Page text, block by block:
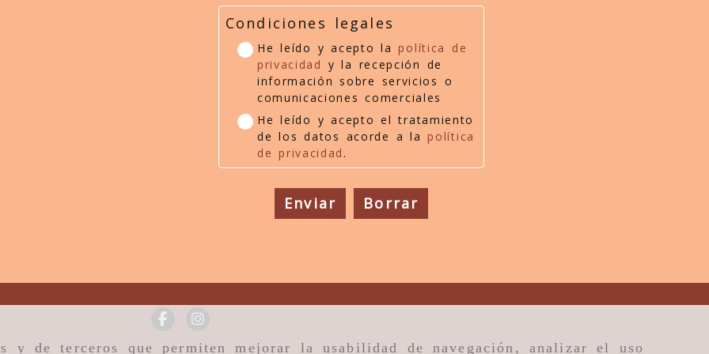
y de terceros que permiten mejorar la usabilidad de navegación, analizar el uso
Condiciones legales
He leído y acepto la política de
privacidad y la recepción de
información sobre servicios o
comunicaciones comerciales
He leído y acepto el tratamiento
de los datos acorde a la política
de privacidad .
Enviar Borrar